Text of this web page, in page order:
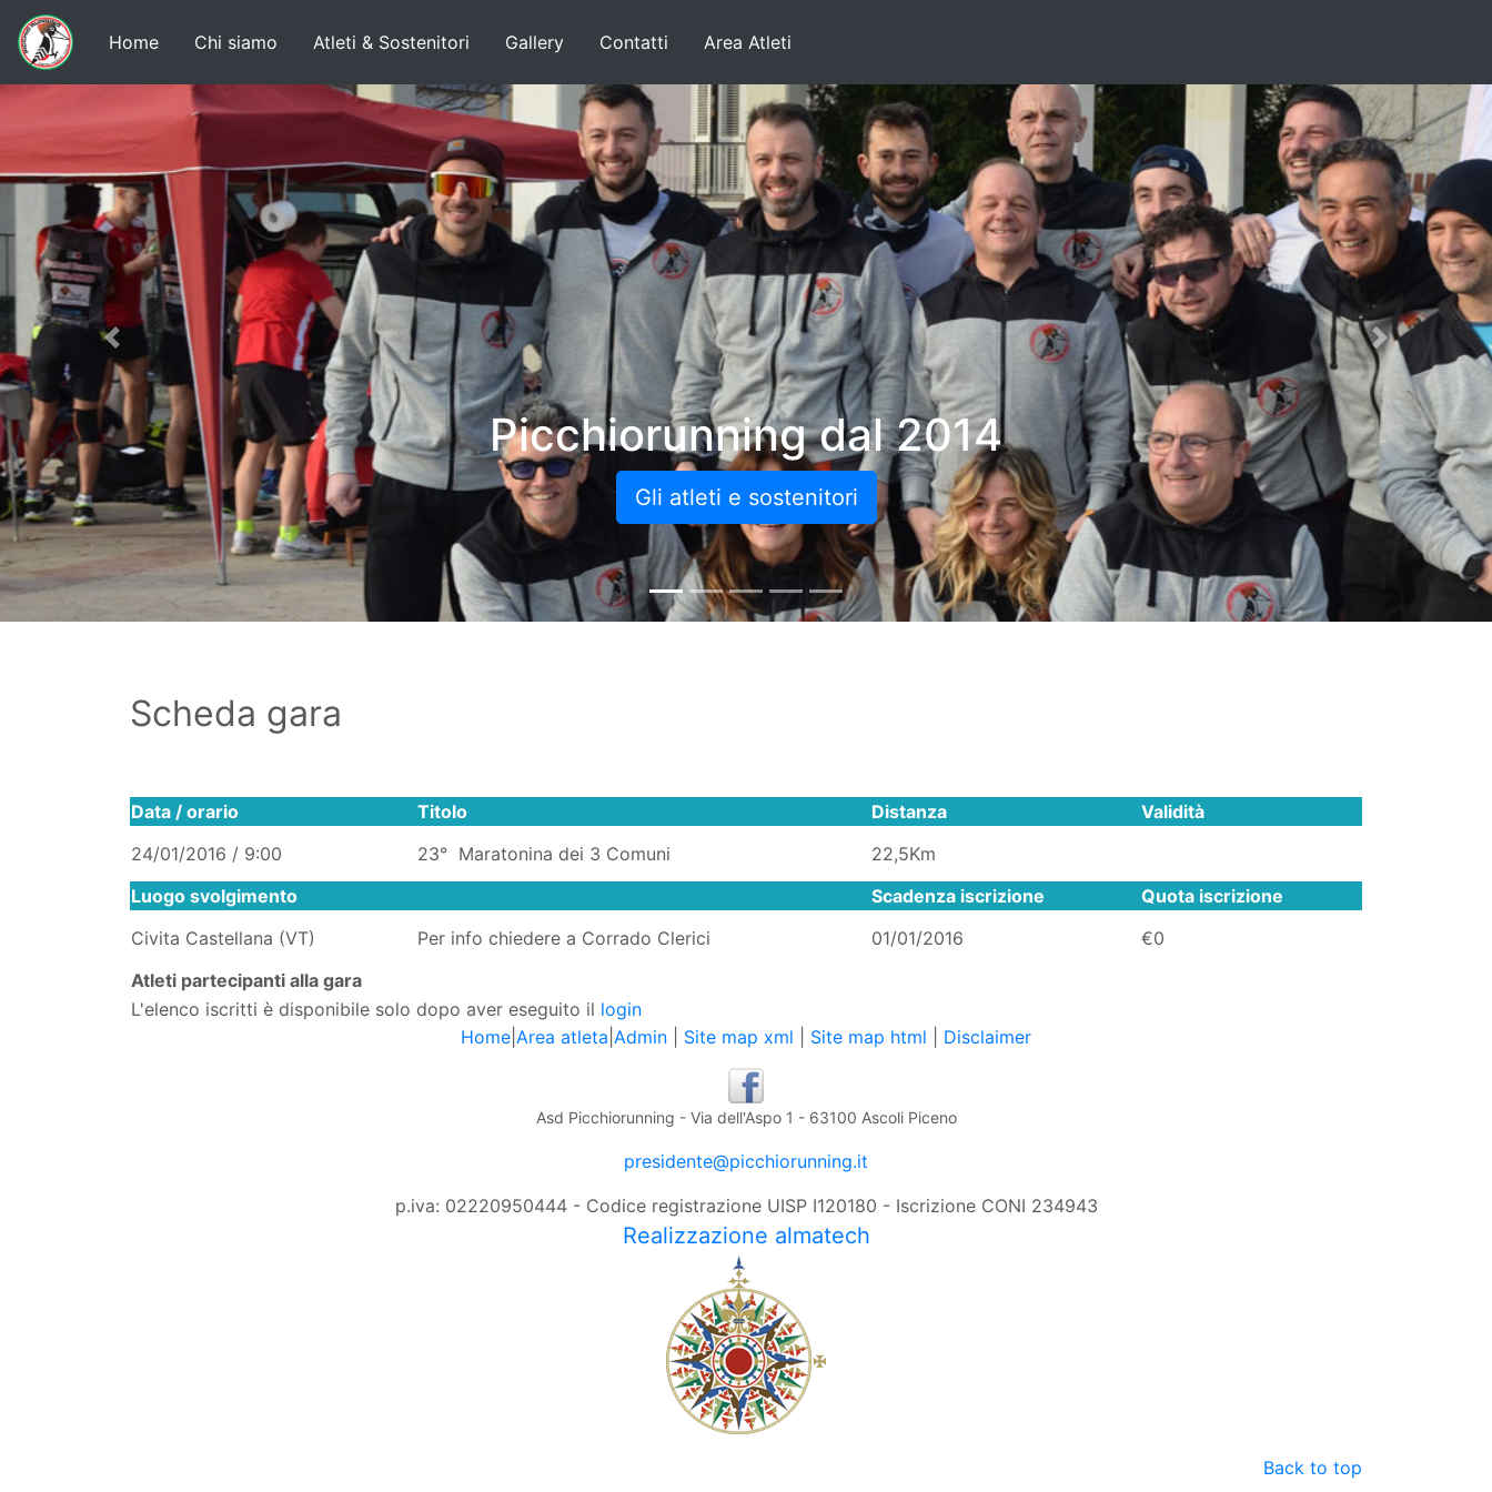
Home Chi siamo Atleti & Sostenitori Gallery Contatti Area Atleti
Picchiorunning dal 2014
Gli atleti e sostenitori
Previous Next
Scheda gara
Data / orario Titolo Distanza
Validità
24/01/2016 / 9:00
23° Maratonina dei 3 Comuni
22,5Km
Luogo svolgimento
Scadenza iscrizione
Quota iscrizione
Civita Castellana (VT)
Per info chiedere a Corrado Clerici 01/01/2016
€0
Atleti partecipanti alla gara
L'elenco iscritti è disponibile solo dopo aver eseguito il login
Home Area atleta Admin Site map xml Site map html Disclaimer
Asd Picchiorunning - Via dell'Aspo 1 - 63100 Ascoli Piceno
presidente@picchiorunning.it
p.iva: 02220950444 - Codice registrazione UISP I120180 - Iscrizione CONI 234943
Realizzazione almatech
Back to top